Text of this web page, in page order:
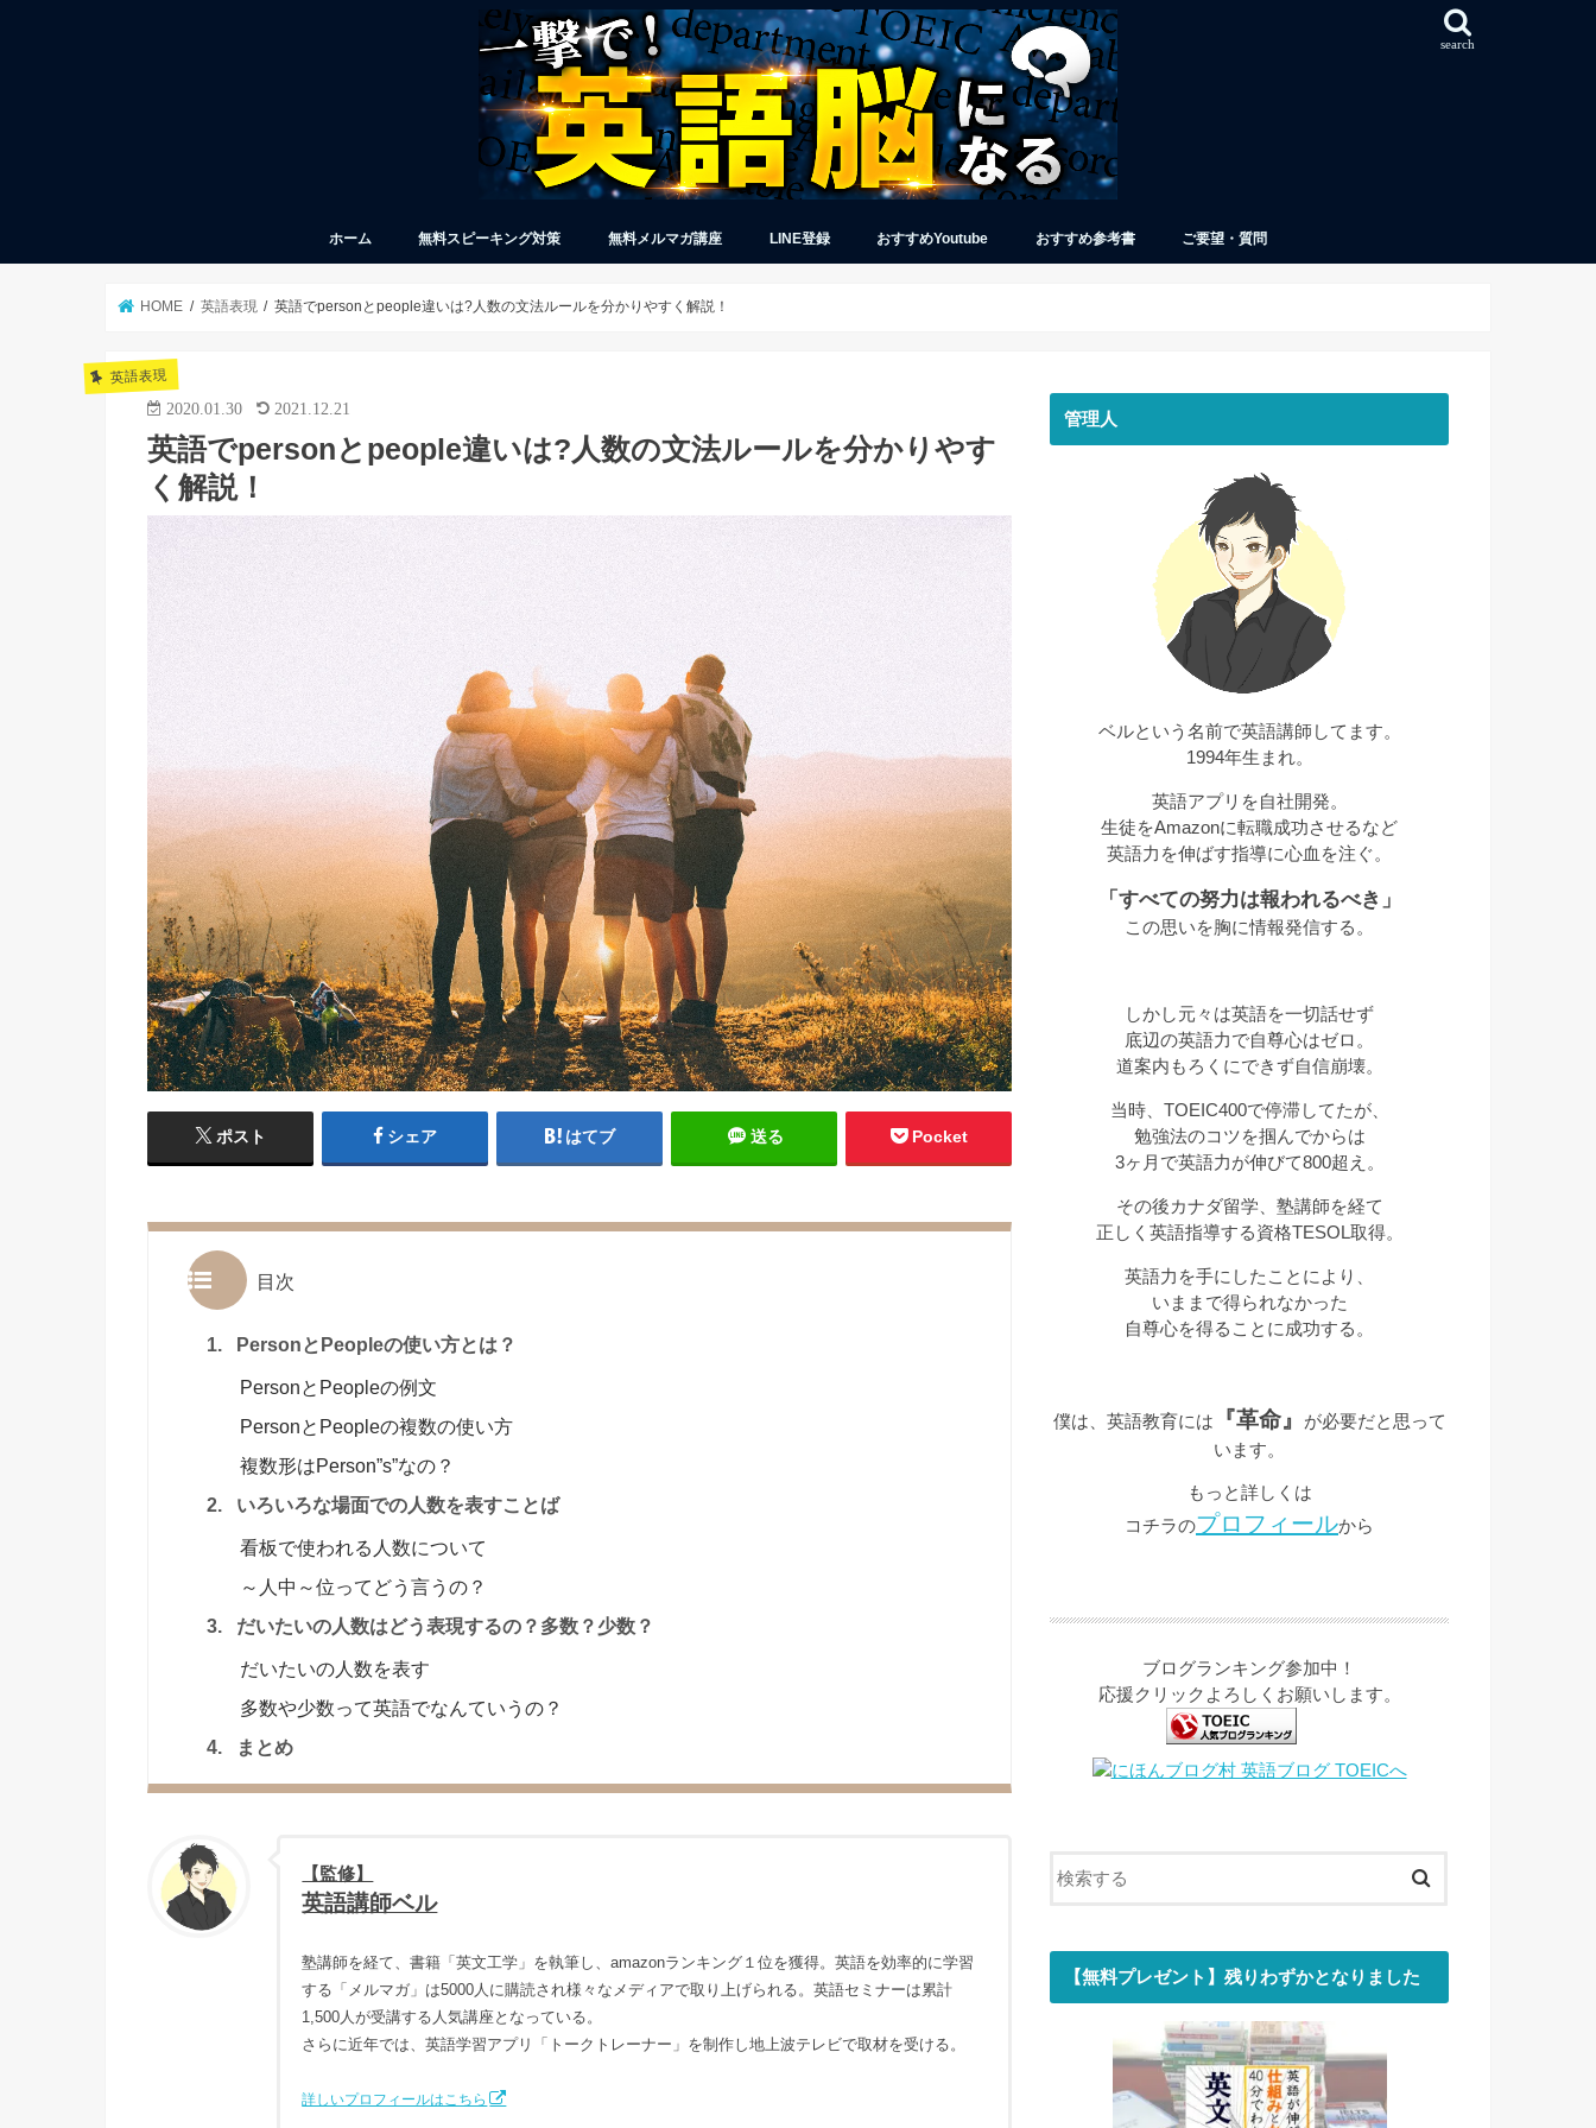
search
ホーム 無料スピーキング対策 無料メルマガ講座 LINE登録 おすすめYoutube おすすめ参考書 ご要望・質問
HOME 英語表現 英語でpersonとpeople違いは?人数の文法ルールを分かりやすく解説！
英語表現
2020.01.30 2021.12.21
英語でpersonとpeople違いは?人数の文法ルールを分かりやす
く解説！
ポスト シェア はてブ 送る Pocket
目次
1. PersonとPeopleの使い方とは？
PersonとPeopleの例文
PersonとPeopleの複数の使い方
複数形はPerson”s”なの？
2.
いろいろな場面での人数を表すことば
看板で使われる人数について
～人中～位ってどう言うの？
3.
だいたいの人数はどう表現するの？多数？少数？
だいたいの人数を表す
多数や少数って英語でなんていうの？
4.
まとめ
【監修】
英語講師ベル
塾講師を経て、書籍「英文工学」を執筆し、amazonランキング１位を獲得。英語を効率的に学習
する「メルマガ」は5000人に購読され様々なメディアで取り上げられる。英語セミナーは累計
1,500人が受講する人気講座となっている。
さらに近年では、英語学習アプリ「トークトレーナー」を制作し地上波テレビで取材を受ける。
詳しいプロフィールはこちら
管理人
ベルという名前で英語講師してます。
1994年生まれ。
英語アプリを自社開発。
生徒をAmazonに転職成功させるなど
英語力を伸ばす指導に心血を注ぐ。
「すべての努力は報われるべき」
この思いを胸に情報発信する。
しかし元々は英語を一切話せず
底辺の英語力で自尊心はゼロ。
道案内もろくにできず自信崩壊。
当時、TOEIC400で停滞してたが、
勉強法のコツを掴んでからは
3ヶ月で英語力が伸びて800超え。
その後カナダ留学、塾講師を経て
正しく英語指導する資格TESOL取得。
英語力を手にしたことにより、
いままで得られなかった
自尊心を得ることに成功する。
僕は、英語教育には 『革命』
が必要だと思って
います。
もっと詳しくは
コチラのプロフィールから
ブログランキング参加中！
応援クリックよろしくお願いします。
【無料プレゼント】残りわずかとなりました